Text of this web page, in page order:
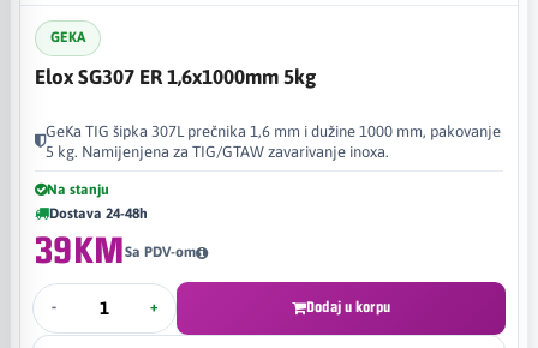
GEKA
Elox SG307 ER 1,6x1000mm 5kg
GeKa TIG šipka 307L prečnika 1,6 mm i dužine 1000 mm, pakovanje
5 kg. Namijenjena za TIG/GTAW zavarivanje inoxa.
Na stanju
Dostava 24-48h
39KMSa PDV-om
- + Dodaj u korpu